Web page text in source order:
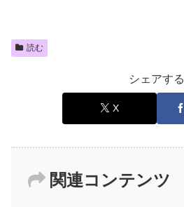
読む
シェアする
X
関連コンテンツ